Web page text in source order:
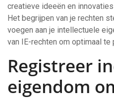
creatieve ideeën en
Het begrijpen van je rechten
voegen aan je intellectuele
van IE-rechten om optimaal
Registreer
eigendom